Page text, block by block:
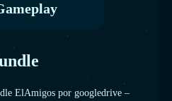
ElAmigos por googledrive –